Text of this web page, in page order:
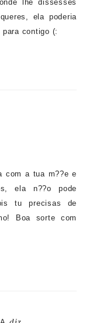
lhe dissesses
ela poderia
contigo (:
com a tua m??e e
ela n??o pode
tu precisas de
Boa sorte com